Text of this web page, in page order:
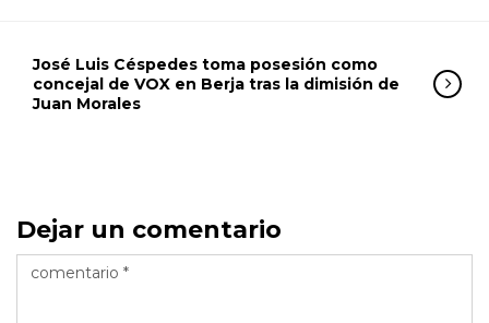
José Luis Céspedes toma posesión como
concejal de VOX en Berja tras la dimisión de
Juan Morales
Dejar un comentario